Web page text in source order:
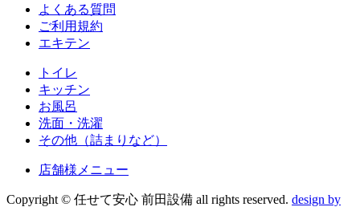
よくある質問
ご利用規約
エキテン
トイレ
キッチン
お風呂
洗面・洗濯
その他（詰まりなど）
店舗様メニュー
Copyright © 任せて安心 前田設備 all rights reserved. design by